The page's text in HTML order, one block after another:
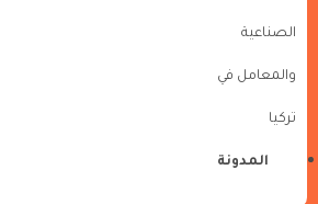
الصناعية
والمعامل في
تركيا
المدونة